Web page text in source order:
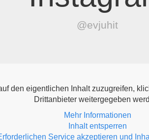
@evjuhit
den eigentlichen Inhalt zuzugreifen,
Drittanbieter weitergegeben
Mehr Informationen
Inhalt entsperren
Service akzeptieren und